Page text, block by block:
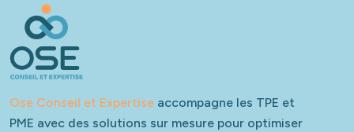
Ose Conseil et Expertise accompagne les TPE et
PME avec des solutions sur mesure pour optimiser